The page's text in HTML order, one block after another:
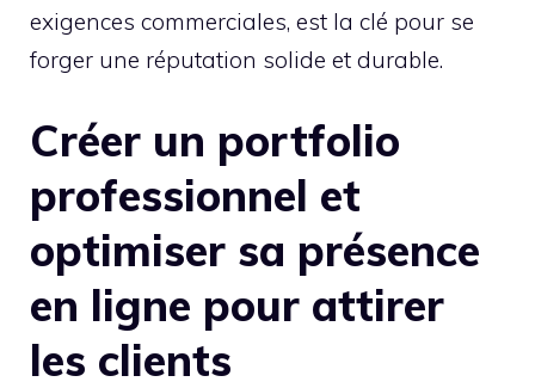
exigences commerciales, est la clé pour se
forger une réputation solide et durable.
Créer un portfolio
professionnel et
optimiser sa présence
en ligne pour attirer
les clients